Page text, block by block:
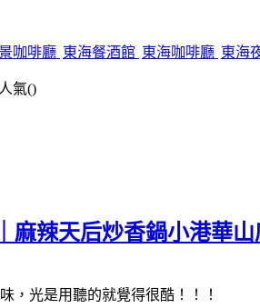
咖啡廳 東海餐酒館 東海咖啡廳 東海
人氣()
麻辣天后炒香鍋小港華
，光是用聽的就覺得很酷！！！